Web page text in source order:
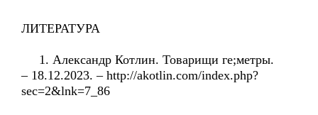
ЛИТЕРАТУРА
1. Александр Котлин. Товарищи ге;метры.
– 18.12.2023. – http://akotlin.com/index.php?
sec=2&lnk=7_86